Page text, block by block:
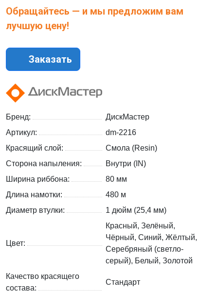
Обращайтесь — и мы предложим вам
лучшую цену!
Заказать
Бренд:
ДискМастер
Артикул:
dm-2216
Красящий слой:
Смола (Resin)
Сторона напыления:
Внутри (IN)
Ширина риббона:
80 мм
Длина намотки:
480 м
Диаметр втулки:
1 дюйм (25,4 мм)
Цвет:
Красный, Зелёный,
Чёрный, Синий, Жёлтый,
Серебряный (светло-
серый), Белый, Золотой
Качество красящего
состава:
Стандарт